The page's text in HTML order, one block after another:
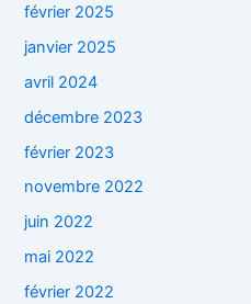
février 2025
janvier 2025
avril 2024
décembre 2023
février 2023
novembre 2022
juin 2022
mai 2022
février 2022